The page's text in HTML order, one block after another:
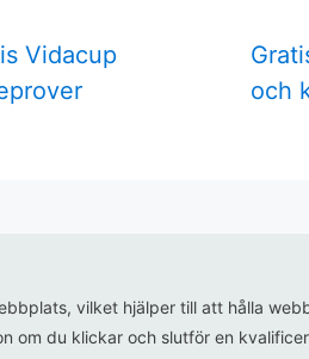
Vidacup
och
vilket hjälper till att hålla
om du klickar och slutför en